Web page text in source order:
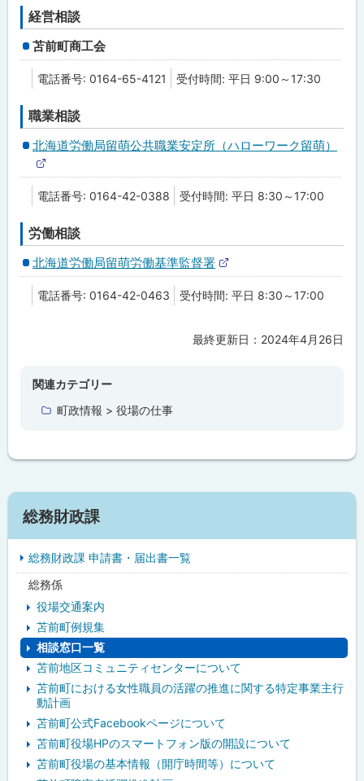
経営相談
苫前町商工会
電話番号: 0164-65-4121 受付時間: 平日 9:00～17:30
職業相談
北海道労働局留萌公共職業安定所（ハローワーク留萌）
外
部
サ
ト
電話番号: 0164-42-0388 受付時間: 平日 8:30～17:00
労働相談
北海道労働局留萌労働基準監督署
外
部
サ
電話番号: 0164-42-0463 受付時間: 平日 8:30～17:00
最終更新日： 2024年4月26日
関連カテゴリー
町政情報 > 役場の仕事
サ
イ
ド
ニ
総務財政課
総務財政課 申請書・届出書一覧
総務係
役場交通案内
苫前町例規集
相談窓口一覧
苫前地区コミュニティセンターについて
苫前町における女性職員の活躍の推進に関する特定事業主行
動計画
苫前町公式Facebookページについて
苫前町役場HPのスマートフォン版の開設について
苫前町役場の基本情報（開庁時間等）について